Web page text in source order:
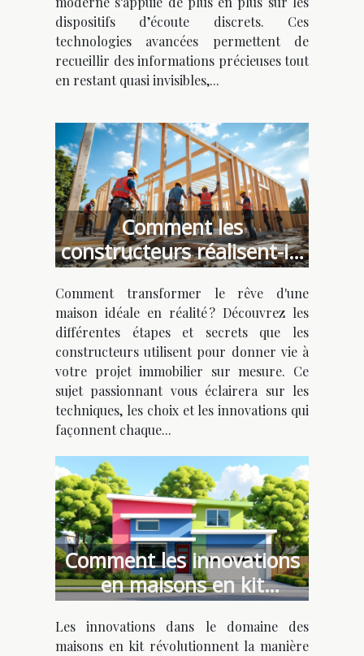
dispositifs d’écoute discrets. Ces
technologies avancées permettent de
recueillir des informations précieuses tout
en restant quasi invisibles,...
Comment les
constructeurs réalisent-ils
votre maison idéale ?
Comment transformer le rêve d'une
maison idéale en réalité ? Découvrez les
différentes étapes et secrets que les
constructeurs utilisent pour donner vie à
votre projet immobilier sur mesure. Ce
sujet passionnant vous éclairera sur les
techniques, les choix et les innovations qui
façonnent chaque...
Comment les innovations
en maisons en kit
favorisent l'individualisme
architectural ?
Les innovations dans le domaine des
maisons en kit révolutionnent la manière